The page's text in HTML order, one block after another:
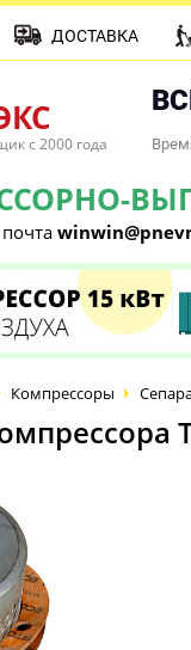
с 2000 года
ДОСТАВКА
Компрессоры